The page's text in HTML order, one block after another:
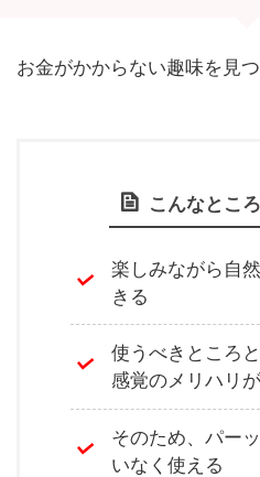
お金がかからない趣味を見
こんなとこ
楽しみながら自
きる
使うべきところ
感覚のメリハリ
そのため、パー
いなく使える